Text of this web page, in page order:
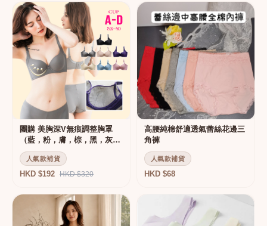
團購 美胸深V無痕調整胸罩
（藍，粉，膚，棕，黑，灰）
集中托高運動可穿
人氣款補貨
HKD $192 HKD $320
高腰純棉舒適透氣蕾絲花邊三
角褲
人氣款補貨
HKD $68